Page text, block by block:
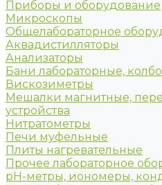
Приборы и оборудование
Микроскопы
Общелабораторное
Аквадистилляторы
Анализаторы
Бани лабораторные,
Вискозиметры
Мешалки магнитные,
устройства
Нитратометры
Печи муфельные
Плиты нагревательные
Прочее лабораторное
рН-метры, иономеры,